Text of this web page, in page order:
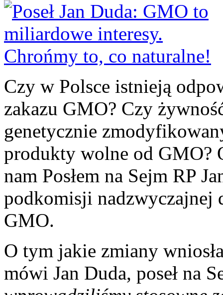
Czy w Polsce istnieją
zakazu GMO? Czy
genetycznie
produkty wolne od GMO?
nam Posłem na Sejm RP
podkomisji nadzwyczajnej
GMO.
O tym jakie zmiany
mówi Jan Duda, poseł na